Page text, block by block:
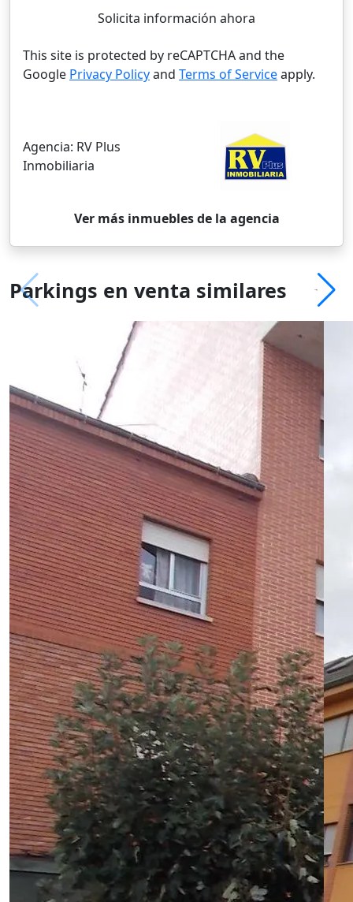
Solicita información ahora
This site is protected by reCAPTCHA and the
Google Privacy Policyand Terms of Serviceapply.
Agencia: RV Plus
Inmobiliaria
Ver más inmuebles de la agencia
Parkings en venta similares